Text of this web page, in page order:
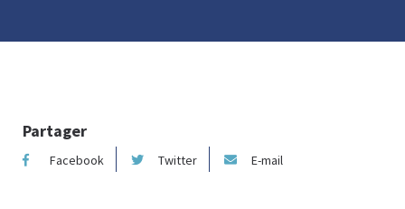
Partager
Facebook Twitter E-mail